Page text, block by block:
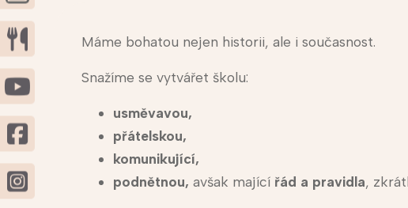
Máme bohatou nejen historii, ale i současnost.
Snažíme se vytvářet školu:
usměvavou,
přátelskou,
komunikující,
podnětnou, avšak mající řád a pravidla,